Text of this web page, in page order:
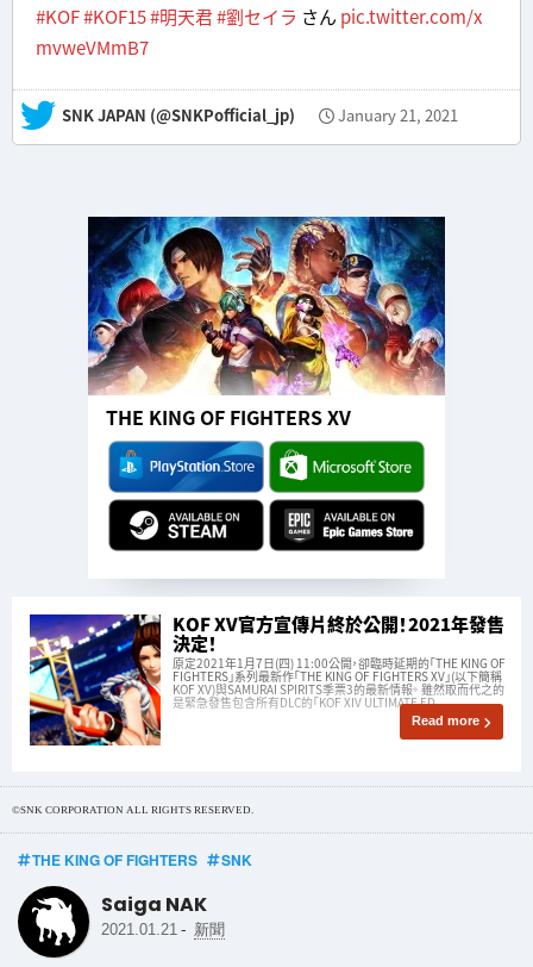
#KOF#KOF15#明天君#劉セイラ さん pic.twitter.com/x
mvweVMmB7
— SNK JAPAN (@SNKPofficial_jp) January 21, 2021
THE KING OF FIGHTERS XV
KOF XV官方宣傳片終於公開！2021年發售
決定！
原定2021年1月7日(四) 11:00公開，卻臨時延期的「THE KING OF
FIGHTERS」系列最新作「THE KING OF FIGHTERS XV」(以下簡稱
KOF XV)與SAMURAI SPIRITS季票3的最新情報。 雖然取而代之的
是緊急發售包含所有DLC的「KOF XIV ULTIMATE ED
Read more
©SNK CORPORATION ALL RIGHTS RESERVED.
THE KING OF FIGHTERS SNK
Saiga NAK
2021.01.21 - 新聞